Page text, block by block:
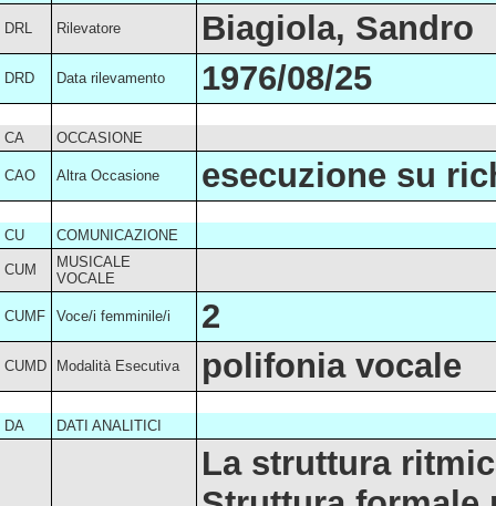
DRL Rilevatore Biagiola, Sandro
DRD Data rilevamento 1976/08/25
CA OCCASIONE
CAO Altra Occasione esecuzione su
CU COMUNICAZIONE
CUM
MUSICALE
VOCALE
CUMF Voce/i femminile/i 2
CUMD Modalità Esecutiva polifonia vocale
DA DATI ANALITICI
La struttura